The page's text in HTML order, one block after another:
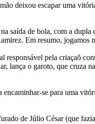
deixou escapar uma
saída de bola, com a
Em resumo, jogamos
responsável pela criaçaõ
lança o garoto, que cruza
se para uma
de Júlio César (que